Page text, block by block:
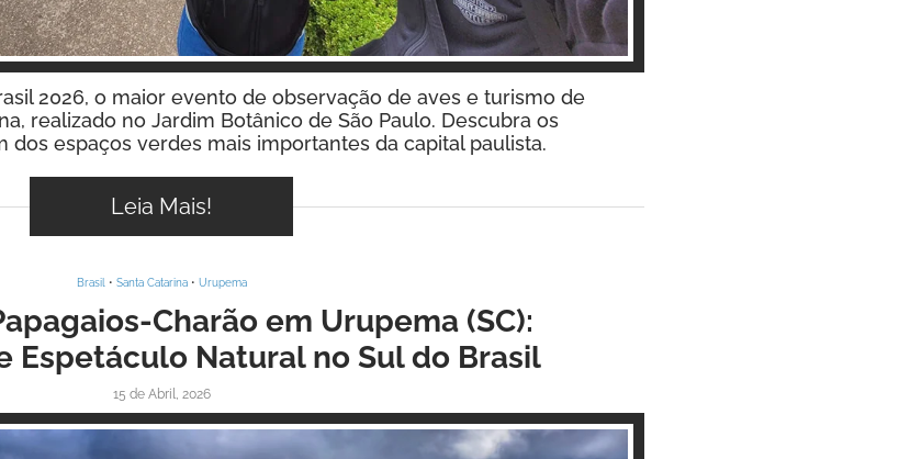
2026, o maior evento de observação de aves e turismo de
realizado no Jardim Botânico de São Paulo. Descubra os
dos espaços verdes mais importantes da capital paulista.
Leia Mais!
Brasil • Santa Catarina• Urupema
Charão em Urupema (SC):
Espetáculo Natural no Sul do Brasil
15 de Abril, 2026